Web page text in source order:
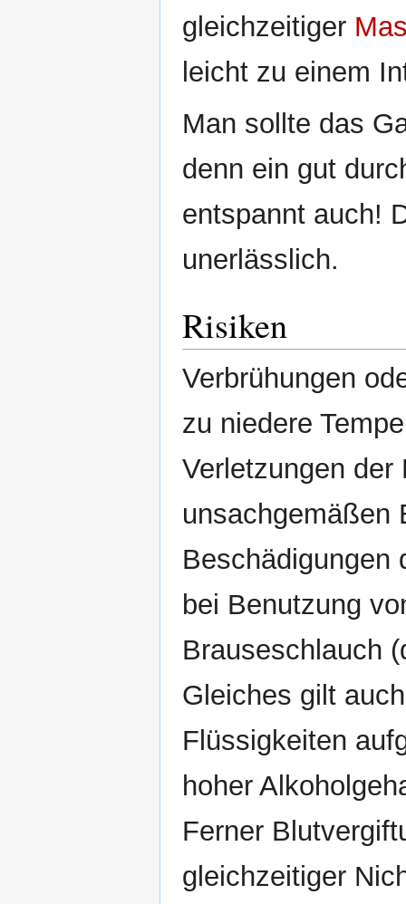
gleichzeitiger
leicht zu einem
Man sollte das
denn ein gut
entspannt auch!
unerlässlich.
Risiken
Verbrühungen
zu niedere
Verletzungen
unsachgemäßen
Beschädigungen
bei Benutzung
Brauseschlauch
Gleiches gilt
Flüssigkeiten
hoher
Ferner
gleichzeitiger